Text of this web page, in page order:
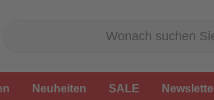
Neuheiten SALE